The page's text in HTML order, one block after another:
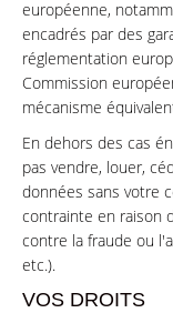
européenne,
encadrés par des
réglementation
Commission
mécanisme
En dehors des cas
pas vendre, louer,
données sans votre
contrainte en raison
contre la fraude ou
etc.).
VOS DROITS